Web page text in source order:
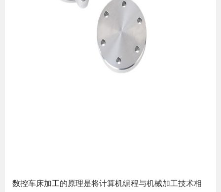
数控车床加工的原理是将计算机编程与机械加工技术相